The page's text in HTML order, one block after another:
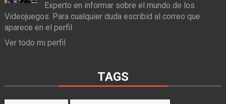
Experto en informar sobre el mundo de los
Videojuegos. Para cualquier duda escribid al correo que
aparece en el perfil.
Ver todo mi perfil
TAGS